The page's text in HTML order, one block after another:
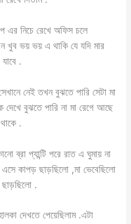
এর নিচে রেখে অফিস চলে
খুব ভয় ভয় এ থাকি যে যদি মার
.
নেই তখন বুঝতে পারি সেটা মা
বুঝতে পারি না মা রেগে আছে
.
ব্রা প্যান্টি পরে রাত এ ঘুমায় না
এসে কাপড় ছাড়ছিলো ,মা ভেবেছিলো
.
দেখতে পেয়েছিলাম .এটা